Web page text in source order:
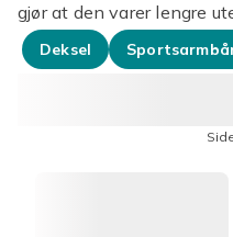
gjør at den varer lengre
Deksel